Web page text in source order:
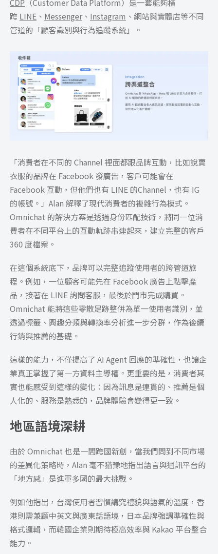
CDP （Customer Data Platform）是一套能夠橫
跨 LINE 、 Messenger、 Instagram 、網站與實體店等不同
管道的「顧客識別與行為追蹤系統」。
「消費者在不同的 Channel 裡面都跟品牌互動，比如說賣
衣服的品牌在 Facebook 發廣告，客戶可能會在
Facebook 互動，但他們也有 LINE 的Channel，也有 IG
的帳號。」Alan 解釋了現代消費者的複雜行為模式。
Omnichat 的解決方案是透過身份匹配技術，將同一位消
費者在不同平台上的互動軌跡串連起來，建立完整的客戶
360 度檔案。
在這個系統底下，品牌可以完整追蹤使用者的跨管道旅
程。例如，一位顧客可能先在 Facebook 廣告上點擊產
品，接著在 LINE 詢問客服，最後於門市完成購買。
Omnichat 能將這些零散足跡整併為單一使用者識別，並
透過標籤、興趣分類與轉換率分析進一步分群，作為後續
行銷與推薦的基礎。
這樣的能力，不僅提高了 AI Agent 回應的準確性，也讓企
業真正掌握了第一方資料主導權。更重要的是，消費者其
實也能感受到這樣的變化：因為訊息是連貫的、推薦是個
人化的、服務是熟悉的，品牌體驗會變得更一致。
地區語境深耕
由於 Omnichat 也是一間跨國新創，當我們問到不同市場
的差異化策略時，Alan 毫不猶豫地指出語言與通訊平台的
「地方感」是進軍多國的最大挑戰。
例如他指出，台灣使用者習慣講究禮貌與語氣的溫度，香
港則需兼顧中英文與廣東話語境，日本品牌強調準確性與
格式邏輯，而韓國企業則期待極高效率與 Kakao 平台整合
能力。